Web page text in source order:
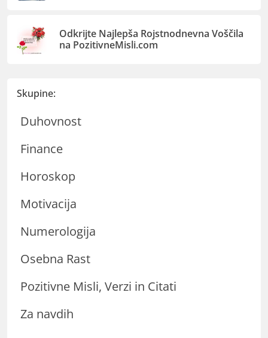
Odkrijte Najlepša Rojstnodnevna Voščila
na PozitivneMisli.com
Skupine:
Duhovnost
Finance
Horoskop
Motivacija
Numerologija
Osebna Rast
Pozitivne Misli, Verzi in Citati
Za navdih